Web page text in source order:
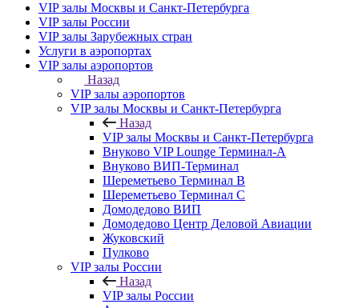
VIP залы Москвы и Санкт-Петербурга
VIP залы Росcии
VIP залы Зарубежных стран
Услуги в аэропортах
VIP залы аэропортов
Назад
VIP залы аэропортов
VIP залы Москвы и Санкт-Петербурга
Назад
VIP залы Москвы и Санкт-Петербурга
Внуково VIP Lounge Терминал-А
Внуково ВИП-Терминал
Шереметьево Терминал B
Шереметьево Терминал C
Домодедово ВИП
Домодедово Центр Деловой Авиации
Жуковский
Пулково
VIP залы России
Назад
VIP залы России